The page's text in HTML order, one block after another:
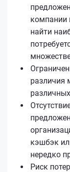
компании
найти
различия
кэшбэк
нередко
Риск